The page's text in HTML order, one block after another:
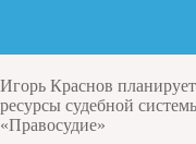
Игорь Краснов
ресурсы судебной
«Правосудие»